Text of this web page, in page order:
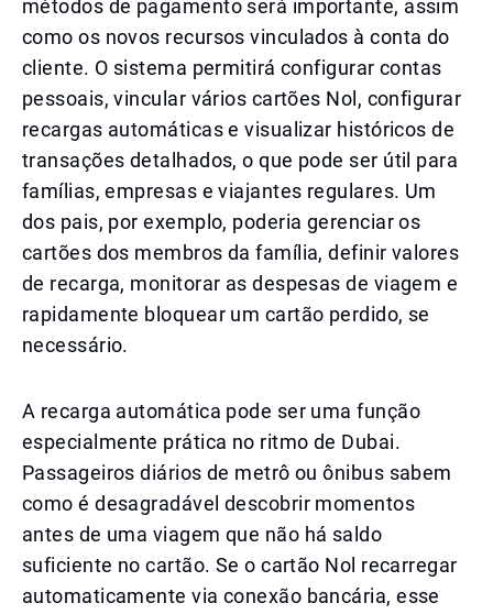
métodos de pagamento será importante, assim
como os novos recursos vinculados à conta do
cliente. O sistema permitirá configurar contas
pessoais, vincular vários cartões Nol, configurar
recargas automáticas e visualizar históricos de
transações detalhados, o que pode ser útil para
famílias, empresas e viajantes regulares. Um
dos pais, por exemplo, poderia gerenciar os
cartões dos membros da família, definir valores
de recarga, monitorar as despesas de viagem e
rapidamente bloquear um cartão perdido, se
necessário.
A recarga automática pode ser uma função
especialmente prática no ritmo de Dubai.
Passageiros diários de metrô ou ônibus sabem
como é desagradável descobrir momentos
antes de uma viagem que não há saldo
suficiente no cartão. Se o cartão Nol recarregar
automaticamente via conexão bancária, esse